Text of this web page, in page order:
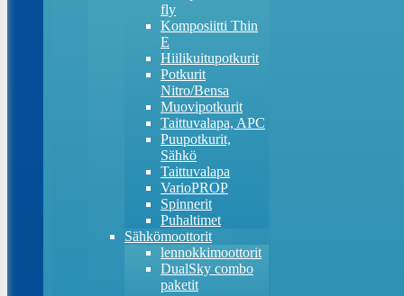
fly
Komposiitti Thin
E
Hiilikuitupotkurit
Potkurit
Nitro/Bensa
Muovipotkurit
Taittuvalapa, APC
Puupotkurit,
Sähkö
Taittuvalapa
VarioPROP
Spinnerit
Puhaltimet
Sähkömoottorit
lennokkimoottorit
DualSky combo
paketit